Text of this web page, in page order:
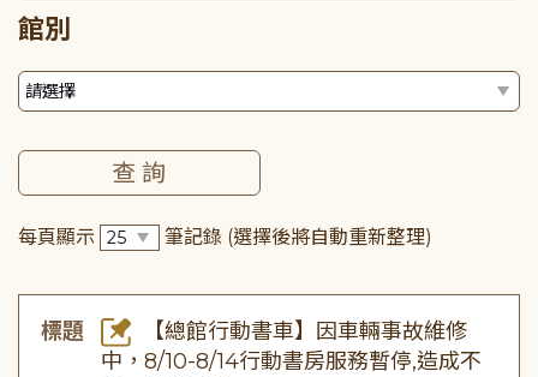
館別
每頁顯示 筆記錄 (選擇後將自動重新整理)
標題
【總館行動書車】因車輛事故維修
中，8/10-8/14行動書房服務暫停,造成不